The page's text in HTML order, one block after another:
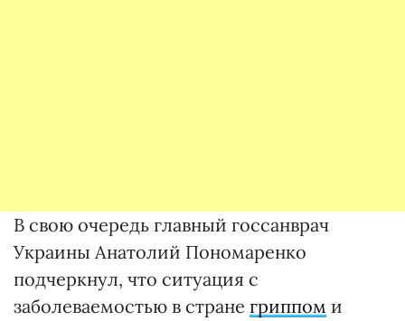
В свою очередь главный госсанврач
Украины Анатолий Пономаренко
подчеркнул, что ситуация с
заболеваемостью в стране гриппом и